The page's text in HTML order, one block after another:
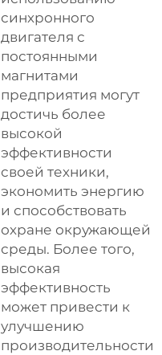
синхронного
двигателя с
постоянными
магнитами
предприятия могут
достичь более
высокой
эффективности
своей техники,
экономить энергию
и способствовать
охране окружающей
среды. Более того,
высокая
эффективность
может привести к
улучшению
производительности